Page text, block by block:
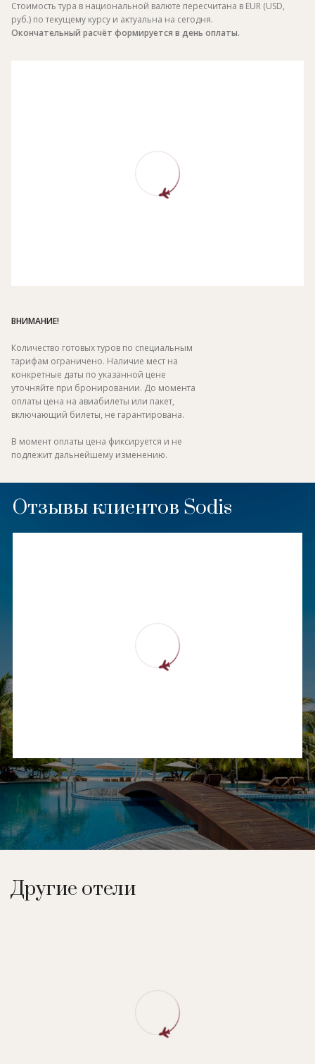
Стоимость тура в национальной валюте пересчитана в EUR (USD,
руб.) по текущему курсу и актуальна на сегодня.
Окончательный расчёт формируется в день оплаты.
ВНИМАНИЕ!
Количество готовых туров по специальным
тарифам ограничено. Наличие мест на
конкретные даты по указанной цене
уточняйте при бронировании. До момента
оплаты цена на авиабилеты или пакет,
включающий билеты, не гарантирована.
В момент оплаты цена фиксируется и не
подлежит дальнейшему изменению.
Отзывы клиентов Sodis
Другие отели